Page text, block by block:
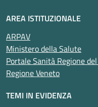
AREA ISTITUZIONALE
ARPAV
Ministero della Salute
Portale Sanità Regione
Regione Veneto
TEMI IN EVIDENZA